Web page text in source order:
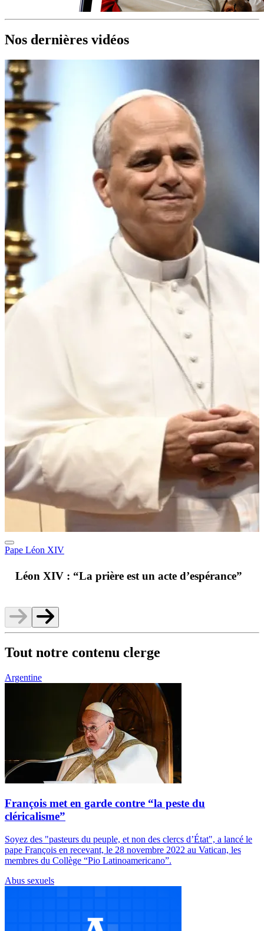
Nos dernières vidéos
Pape Léon XIV
Léon XIV : “La prière est un acte d’espérance”
Tout notre contenu clerge
Argentine
François met en garde contre “la peste du
cléricalisme”
Soyez des "pasteurs du peuple, et non des clercs d’État", a lancé le
pape François en recevant, le 28 novembre 2022 au Vatican, les
membres du Collège “Pio Latinoamericano”.
Abus sexuels